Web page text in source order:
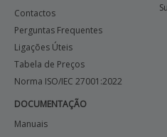
Contactos
Perguntas Frequentes
Ligações Úteis
Tabela de Preços
Norma ISO/IEC 27001:2022
DOCUMENTAÇÃO
Manuais